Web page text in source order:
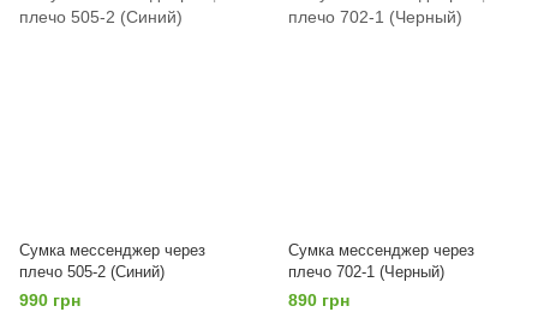
Сумка мессенджер через
плечо 505-2 (Синий)
990 грн
Сумка мессенджер через
плечо 702-1 (Черный)
890 грн